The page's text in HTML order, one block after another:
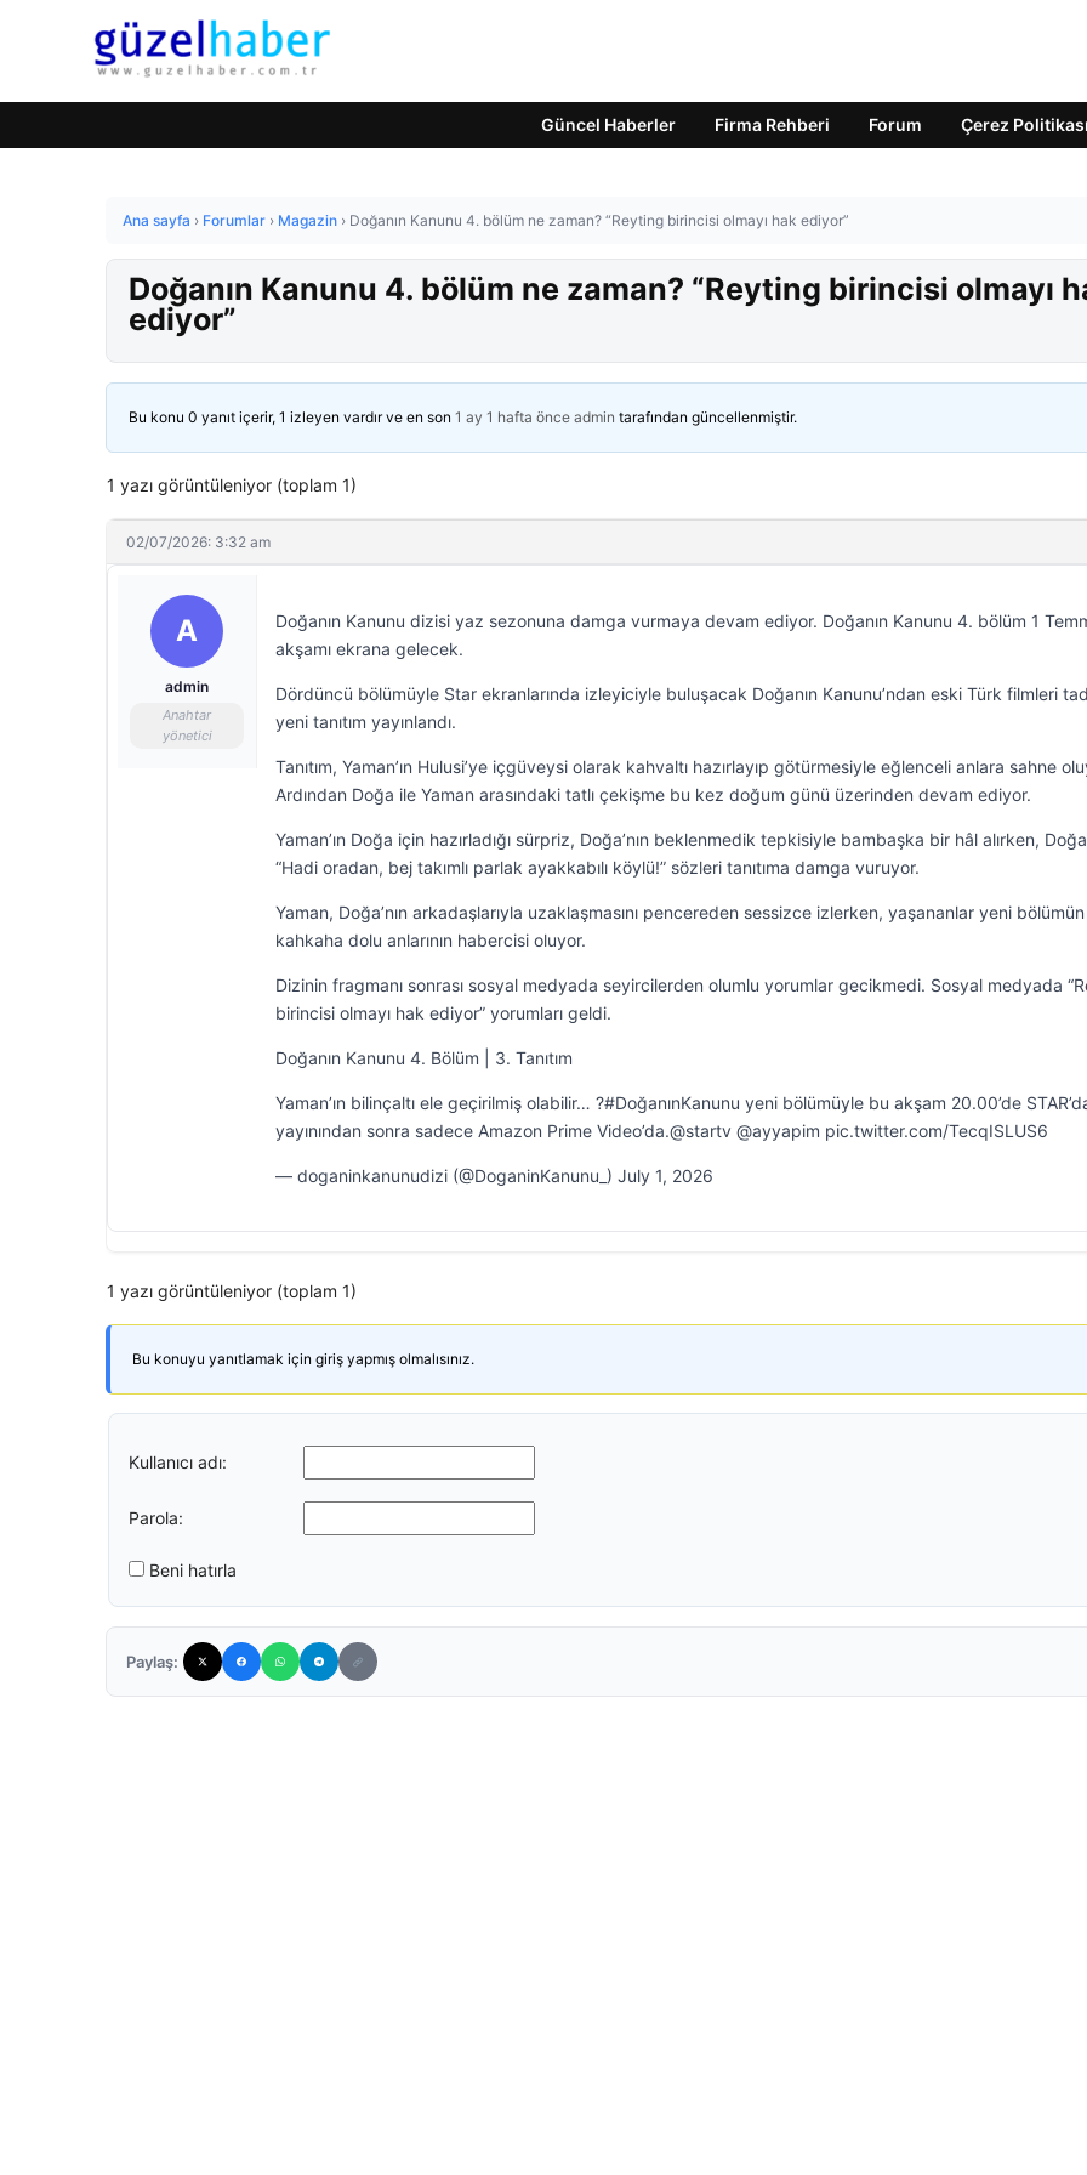
Güncel Haberler Firma Rehberi Forum Çerez Politikası
Ana sayfa › Forumlar › Magazin › Doğanın Kanunu 4. bölüm ne zaman? “Reyting birincisi olmayı hak ediyor”
Doğanın Kanunu 4. bölüm ne zaman? “Reyting birincisi olmayı
ediyor”
Bu konu 0 yanıt içerir, 1 izleyen vardır ve en son 1 ay 1 hafta önce admin tarafından güncellenmiştir.
1 yazı görüntüleniyor (toplam 1)
02/07/2026: 3:32 am
A
admin
Anahtar
yönetici
Doğanın Kanunu dizisi yaz sezonuna damga vurmaya devam ediyor. Doğanın Kanunu 4. bölüm 1
akşamı ekrana gelecek.
Dördüncü bölümüyle Star ekranlarında izleyiciyle buluşacak Doğanın Kanunu’ndan eski Türk filmleri
yeni tanıtım yayınlandı.
Tanıtım, Yaman’ın Hulusi’ye içgüveysi olarak kahvaltı hazırlayıp götürmesiyle eğlenceli anlara sahne
Ardından Doğa ile Yaman arasındaki tatlı çekişme bu kez doğum günü üzerinden devam ediyor.
Yaman’ın Doğa için hazırladığı sürpriz, Doğa’nın beklenmedik tepkisiyle bambaşka bir hâl alırken,
“Hadi oradan, bej takımlı parlak ayakkabılı köylü!” sözleri tanıtıma damga vuruyor.
Yaman, Doğa’nın arkadaşlarıyla uzaklaşmasını pencereden sessizce izlerken, yaşananlar yeni bölümün
kahkaha dolu anlarının habercisi oluyor.
Dizinin fragmanı sonrası sosyal medyada seyircilerden olumlu yorumlar gecikmedi. Sosyal medyada
birincisi olmayı hak ediyor” yorumları geldi.
Doğanın Kanunu 4. Bölüm | 3. Tanıtım
Yaman’ın bilinçaltı ele geçirilmiş olabilir… ?#DoğanınKanunu yeni bölümüyle bu akşam 20.00’de
yayınından sonra sadece Amazon Prime Video’da.@startv @ayyapim pic.twitter.com/TecqISLUS6
— doganinkanunudizi (@DoganinKanunu_) July 1, 2026
1 yazı görüntüleniyor (toplam 1)
Bu konuyu yanıtlamak için giriş yapmış olmalısınız.
Kullanıcı adı:
Parola:
Beni hatırla
Paylaş: